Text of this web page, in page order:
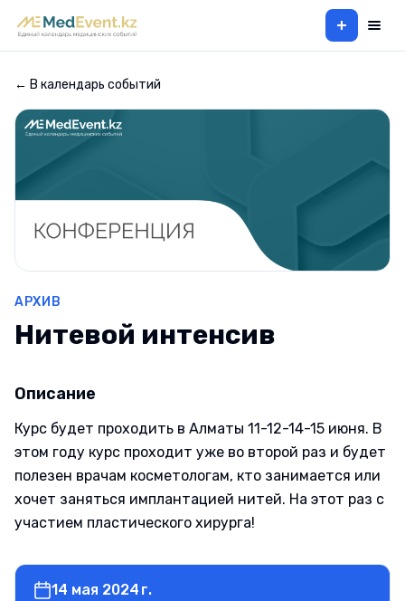
+
← В календарь событий
АРХИВ
Нитевой интенсив
Описание
Курс будет проходить в Алматы 11-12-14-15 июня. В
этом году курс проходит уже во второй раз и будет
полезен врачам косметологам, кто занимается или
хочет заняться имплантацией нитей. На этот раз с
участием пластического хирурга!
14 мая 2024 г.